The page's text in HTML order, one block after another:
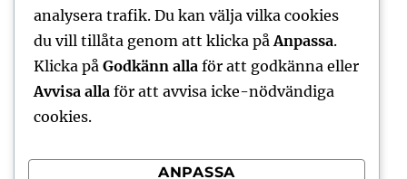
Visa kalender
FORUM – SENASTE INLÄGGEN
analysera trafik. Du kan välja vilka cookies
du vill tillåta genom att klicka på Anpassa.
Klicka på Godkänn alla för att godkänna eller
Avvisa alla för att avvisa icke-nödvändiga
cookies.
ANPASSA